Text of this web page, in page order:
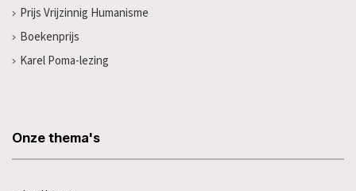
Prijs Vrijzinnig Humanisme
Boekenprijs
Karel Poma-lezing
Onze thema's